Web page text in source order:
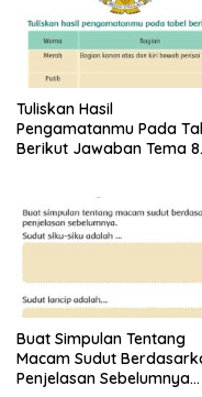
Tuliskan Hasil
Pengamatanmu Pada
Berikut Jawaban Tema 8
Buat Simpulan Tentang
Macam Sudut
Penjelasan Sebelumnya